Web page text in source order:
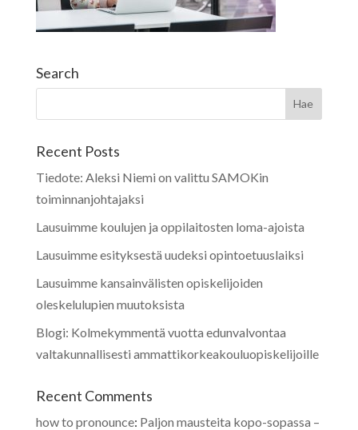
Search
Recent Posts
Tiedote: Aleksi Niemi on valittu SAMOKin
toiminnanjohtajaksi
Lausuimme koulujen ja oppilaitosten loma-ajoista
Lausuimme esityksestä uudeksi opintoetuuslaiksi
Lausuimme kansainvälisten opiskelijoiden
oleskelulupien muutoksista
Blogi: Kolmekymmentä vuotta edunvalvontaa
valtakunnallisesti ammattikorkeakouluopiskelijoille
Recent Comments
how to pronounce: Paljon mausteita kopo-sopassa –